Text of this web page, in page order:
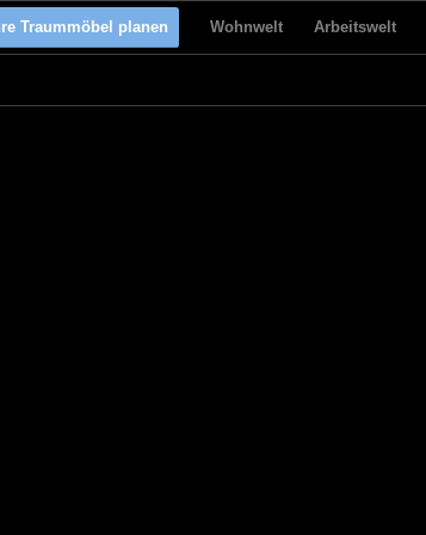
Traummöbel planen Wohnwelt Arbeitswelt